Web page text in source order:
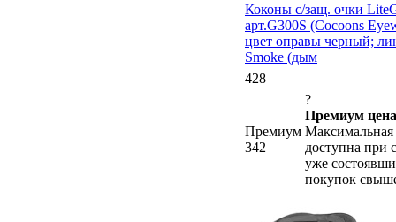
Коконы c/защ. очки
арт.G300S (Cocoons
цвет оправы черный;
Smoke (дым
428
Премиум
342
?
Премиум
доступна при
уже
покупок